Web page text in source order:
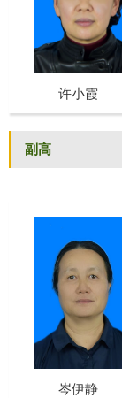
许小霞
副高
岑伊静